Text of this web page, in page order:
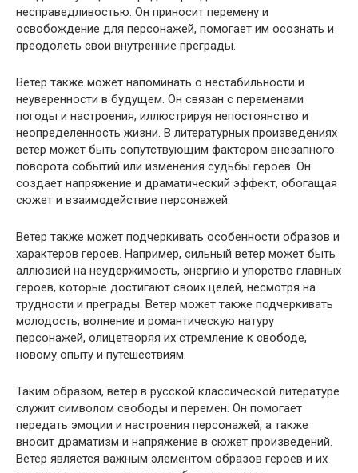
несправедливостью. Он приносит перемену и
освобождение для персонажей, помогает им осознать и
преодолеть свои внутренние преграды.
Ветер также может напоминать о нестабильности и
неуверенности в будущем. Он связан с переменами
погоды и настроения, иллюстрируя непостоянство и
неопределенность жизни. В литературных произведениях
ветер может быть сопутствующим фактором внезапного
поворота событий или изменения судьбы героев. Он
создает напряжение и драматический эффект, обогащая
сюжет и взаимодействие персонажей.
Ветер также может подчеркивать особенности образов и
характеров героев. Например, сильный ветер может быть
аллюзией на неудержимость, энергию и упорство главных
героев, которые достигают своих целей, несмотря на
трудности и преграды. Ветер может также подчеркивать
молодость, волнение и романтическую натуру
персонажей, олицетворяя их стремление к свободе,
новому опыту и путешествиям.
Таким образом, ветер в русской классической литературе
служит символом свободы и перемен. Он помогает
передать эмоции и настроения персонажей, а также
вносит драматизм и напряжение в сюжет произведений.
Ветер является важным элементом образов героев и их